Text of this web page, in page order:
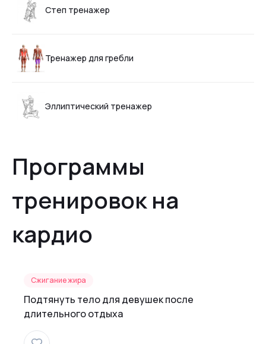
Степ тренажер
Тренажер для гребли
Эллиптический тренажер
Программы
тренировок на
кардио
Сжигание жира
Подтянуть тело для девушек после
длительного отдыха